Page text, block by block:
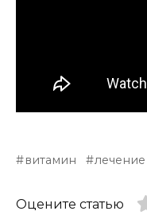
витамин лечение
Оцените статью